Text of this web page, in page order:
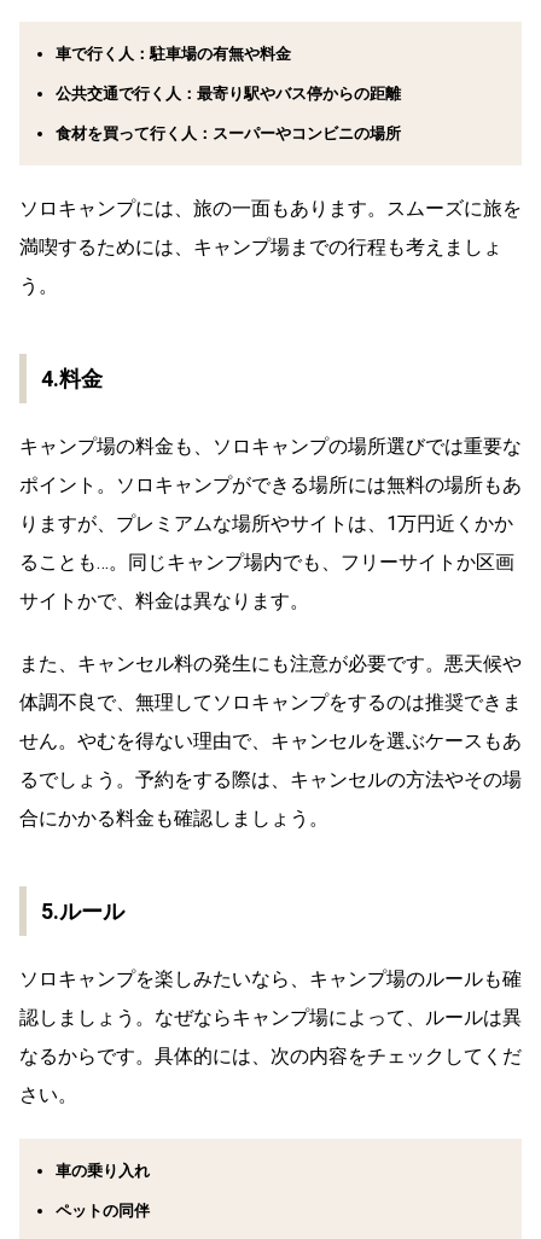
車で行く人：駐車場の有無や料金
公共交通で行く人：最寄り駅やバス停からの距離
食材を買って行く人：スーパーやコンビニの場所
ソロキャンプには、旅の一面もあります。スムーズに旅を
満喫するためには、キャンプ場までの行程も考えましょ
う。
4.料金
キャンプ場の料金も、ソロキャンプの場所選びでは重要な
ポイント。ソロキャンプができる場所には無料の場所もあ
りますが、プレミアムな場所やサイトは、1万円近くかか
ることも…。同じキャンプ場内でも、フリーサイトか区画
サイトかで、料金は異なります。
また、キャンセル料の発生にも注意が必要です。悪天候や
体調不良で、無理してソロキャンプをするのは推奨できま
せん。やむを得ない理由で、キャンセルを選ぶケースもあ
るでしょう。予約をする際は、キャンセルの方法やその場
合にかかる料金も確認しましょう。
5.ルール
ソロキャンプを楽しみたいなら、キャンプ場のルールも確
認しましょう。なぜならキャンプ場によって、ルールは異
なるからです。具体的には、次の内容をチェックしてくだ
さい。
車の乗り入れ
ペットの同伴